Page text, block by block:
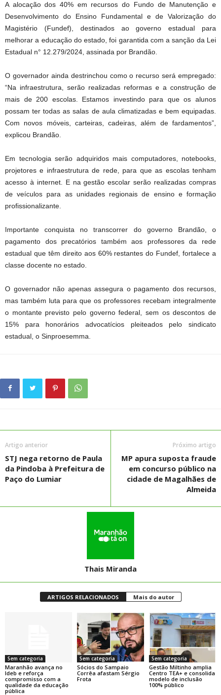
A alocação dos 40% em recursos do Fundo de Manutenção e
Desenvolvimento do Ensino Fundamental e de Valorização do
Magistério (Fundef), destinados ao governo estadual para
melhorar a educação do estado, foi garantida com a sanção da Lei
Estadual n° 12.279/2024, assinada por Brandão.
O governador ainda destrinchou como o recurso será empregado:
“Na infraestrutura, serão realizadas reformas e a construção de
mais de 200 escolas. Estamos investindo para que os alunos
possam ter todas as salas de aula climatizadas e bem equipadas.
Com novos móveis, carteiras, cadeiras, além de fardamentos”,
explicou Brandão.
Em tecnologia serão adquiridos mais computadores, notebooks,
projetores e infraestrutura de rede, para que as escolas tenham
acesso à internet. E na gestão escolar serão realizadas compras
de veículos para as unidades regionais de ensino e formação
profissionalizante.
Importante conquista no transcorrer do governo Brandão, o
pagamento dos precatórios também aos professores da rede
estadual que têm direito aos 60% restantes do Fundef, fortalece a
classe docente no estado.
O governador não apenas assegura o pagamento dos recursos,
mas também luta para que os professores recebam integralmente
o montante previsto pelo governo federal, sem os descontos de
15% para honorários advocatícios pleiteados pelo sindicato
estadual, o Sinproesemma.
Artigo anterior
STJ nega retorno de Paula
da Pindoba à Prefeitura de
Paço do Lumiar
Próximo artigo
MP apura suposta fraude
em concurso público na
cidade de Magalhães de
Almeida
Thais Miranda
ARTIGOS RELACIONADOS Mais do autor
Sem categoria
Maranhão avança no
Ideb e reforça
compromisso com a
qualidade da educação
pública
Sem categoria
Sócios do Sampaio
Corrêa afastam Sérgio
Frota
Sem categoria
Gestão Miltinho amplia
Centro TEA+ e consolida
modelo de inclusão
100% público